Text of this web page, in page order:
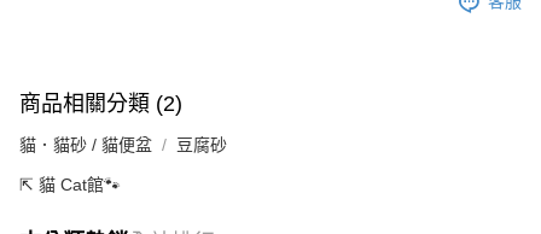
商品相關分類 (2)
貓．貓砂 / 貓便盆 豆腐砂
⇱ 貓 Cat館🐾